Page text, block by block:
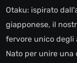
Otaku: ispirato
giapponese, il
fervore unico degli
Nato per unire una